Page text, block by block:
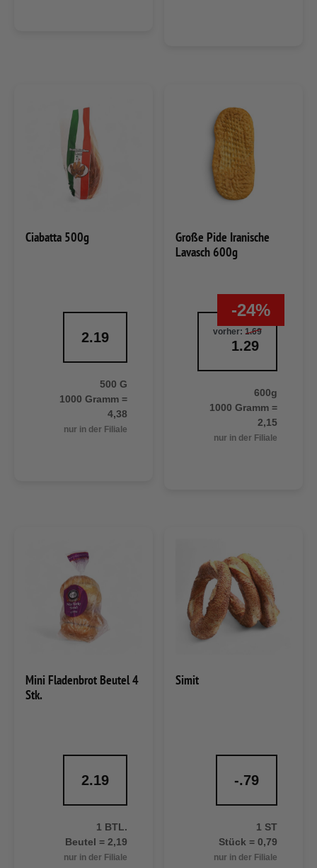
Ciabatta 500g
2.19
500 G
1000 Gramm =
4,38
nur in der Filiale
Große Pide Iranische
Lavasch 600g
-24%
vorher: 1.69
1.29
600g
1000 Gramm =
2,15
nur in der Filiale
Mini Fladenbrot Beutel 4
Stk.
2.19
1 BTL.
Beutel = 2,19
nur in der Filiale
Simit
-.79
1 ST
Stück = 0,79
nur in der Filiale